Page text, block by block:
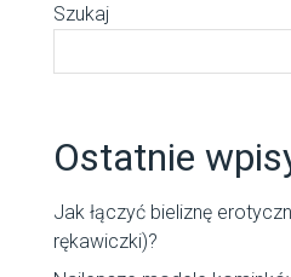
Szukaj
Ostatnie
Jak łączyć bieliznę
rękawiczki)?